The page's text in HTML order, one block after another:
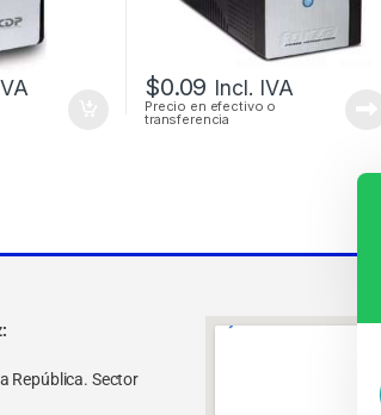
$0.09 Incl. IVA
Precio en efectivo o
transferencia
República. Sector